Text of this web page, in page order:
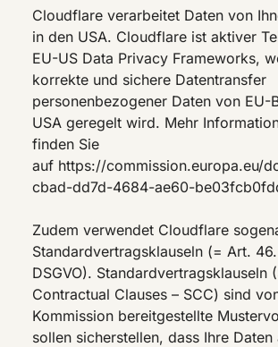
Cloudflare verarbeitet Daten von
in den USA. Cloudflare ist aktiver
EU-US Data Privacy Frameworks,
korrekte und sichere Datentransfer
personenbezogener Daten von EU-
USA geregelt wird. Mehr
finden Sie
auf https://commission.europa.eu/
cbad-dd7d-4684-ae60-
Zudem verwendet Cloudflare
Standardvertragsklauseln (= Art.
DSGVO). Standardvertragsklauseln
Contractual Clauses – SCC) sind
Kommission bereitgestellte
sollen sicherstellen, dass Ihre Daten